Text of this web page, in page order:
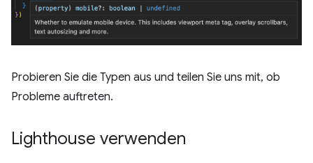
Probieren Sie die Typen aus und teilen Sie uns mit, ob
Probleme auftreten.
Lighthouse verwenden